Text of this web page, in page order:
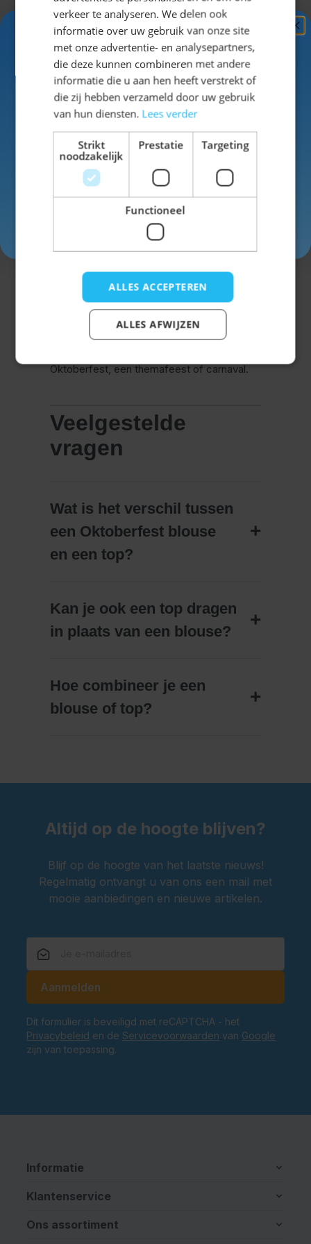
Binnen deze categorie vind je zowel
klassieke blouses als moderne tops. Denk
aan modellen met details zoals kant of
pofmouwen, maar ook aan luchtige
varianten die prettig dragen tijdens langere
momenten.
Welke blouse of top kies
je?
dan voor een blouse. Liever iets
eenvoudigers? Dan is een top een
comfortabele en praktische keuze.
Bestel eenvoudig jouw
blouse of top
Klaar om jouw outfit compleet te maken?
Kies jouw favoriete Oktoberfest blouses en
Oktoberfest, een themafeest of carnaval.
Veelgestelde
vragen
Wat is het verschil tussen
een Oktoberfest blouse
en een top?
Kan je ook een top dragen
in plaats van een blouse?
Hoe combineer je een
blouse of top?
Altijd op de hoogte blijven?
Blijf op de hoogte van het laatste nieuws!
Regelmatig ontvangt u van ons een mail met
mooie aanbiedingen en nieuwe artikelen.
Aanmelden
Dit formulier is beveiligd met reCAPTCHA - het
Privacybeleid en de Servicevoorwaarden van Google
zijn van toepassing.
Informatie
Klantenservice
Ons assortiment
verkeer te analyseren. We delen ook
informatie over uw gebruik van onze site
met onze advertentie- en analysepartners,
die deze kunnen combineren met andere
informatie die u aan hen heeft verstrekt of
die zij hebben verzameld door uw gebruik
van hun diensten. Lees verder
Strikt
noodzakelijk
Prestatie Targeting
Functioneel
ALLES ACCEPTEREN
ALLES AFWIJZEN
Ontvang5%
KORTING!
Schrijf je nuin voor de nieuwsbrief en ontvang toegang
tot exclusieve kortingen!
Voor- en achternaam
Inschrijven